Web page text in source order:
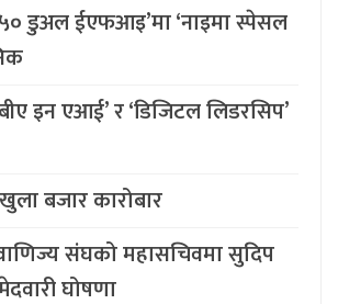
डुअल ईएफआइ’मा ‘नाइमा स्पेसल
इन एआई’ र ‘डिजिटल लिडरसिप’
बजार कारोबार
संघको महासचिवमा सुदिप
घोषणा